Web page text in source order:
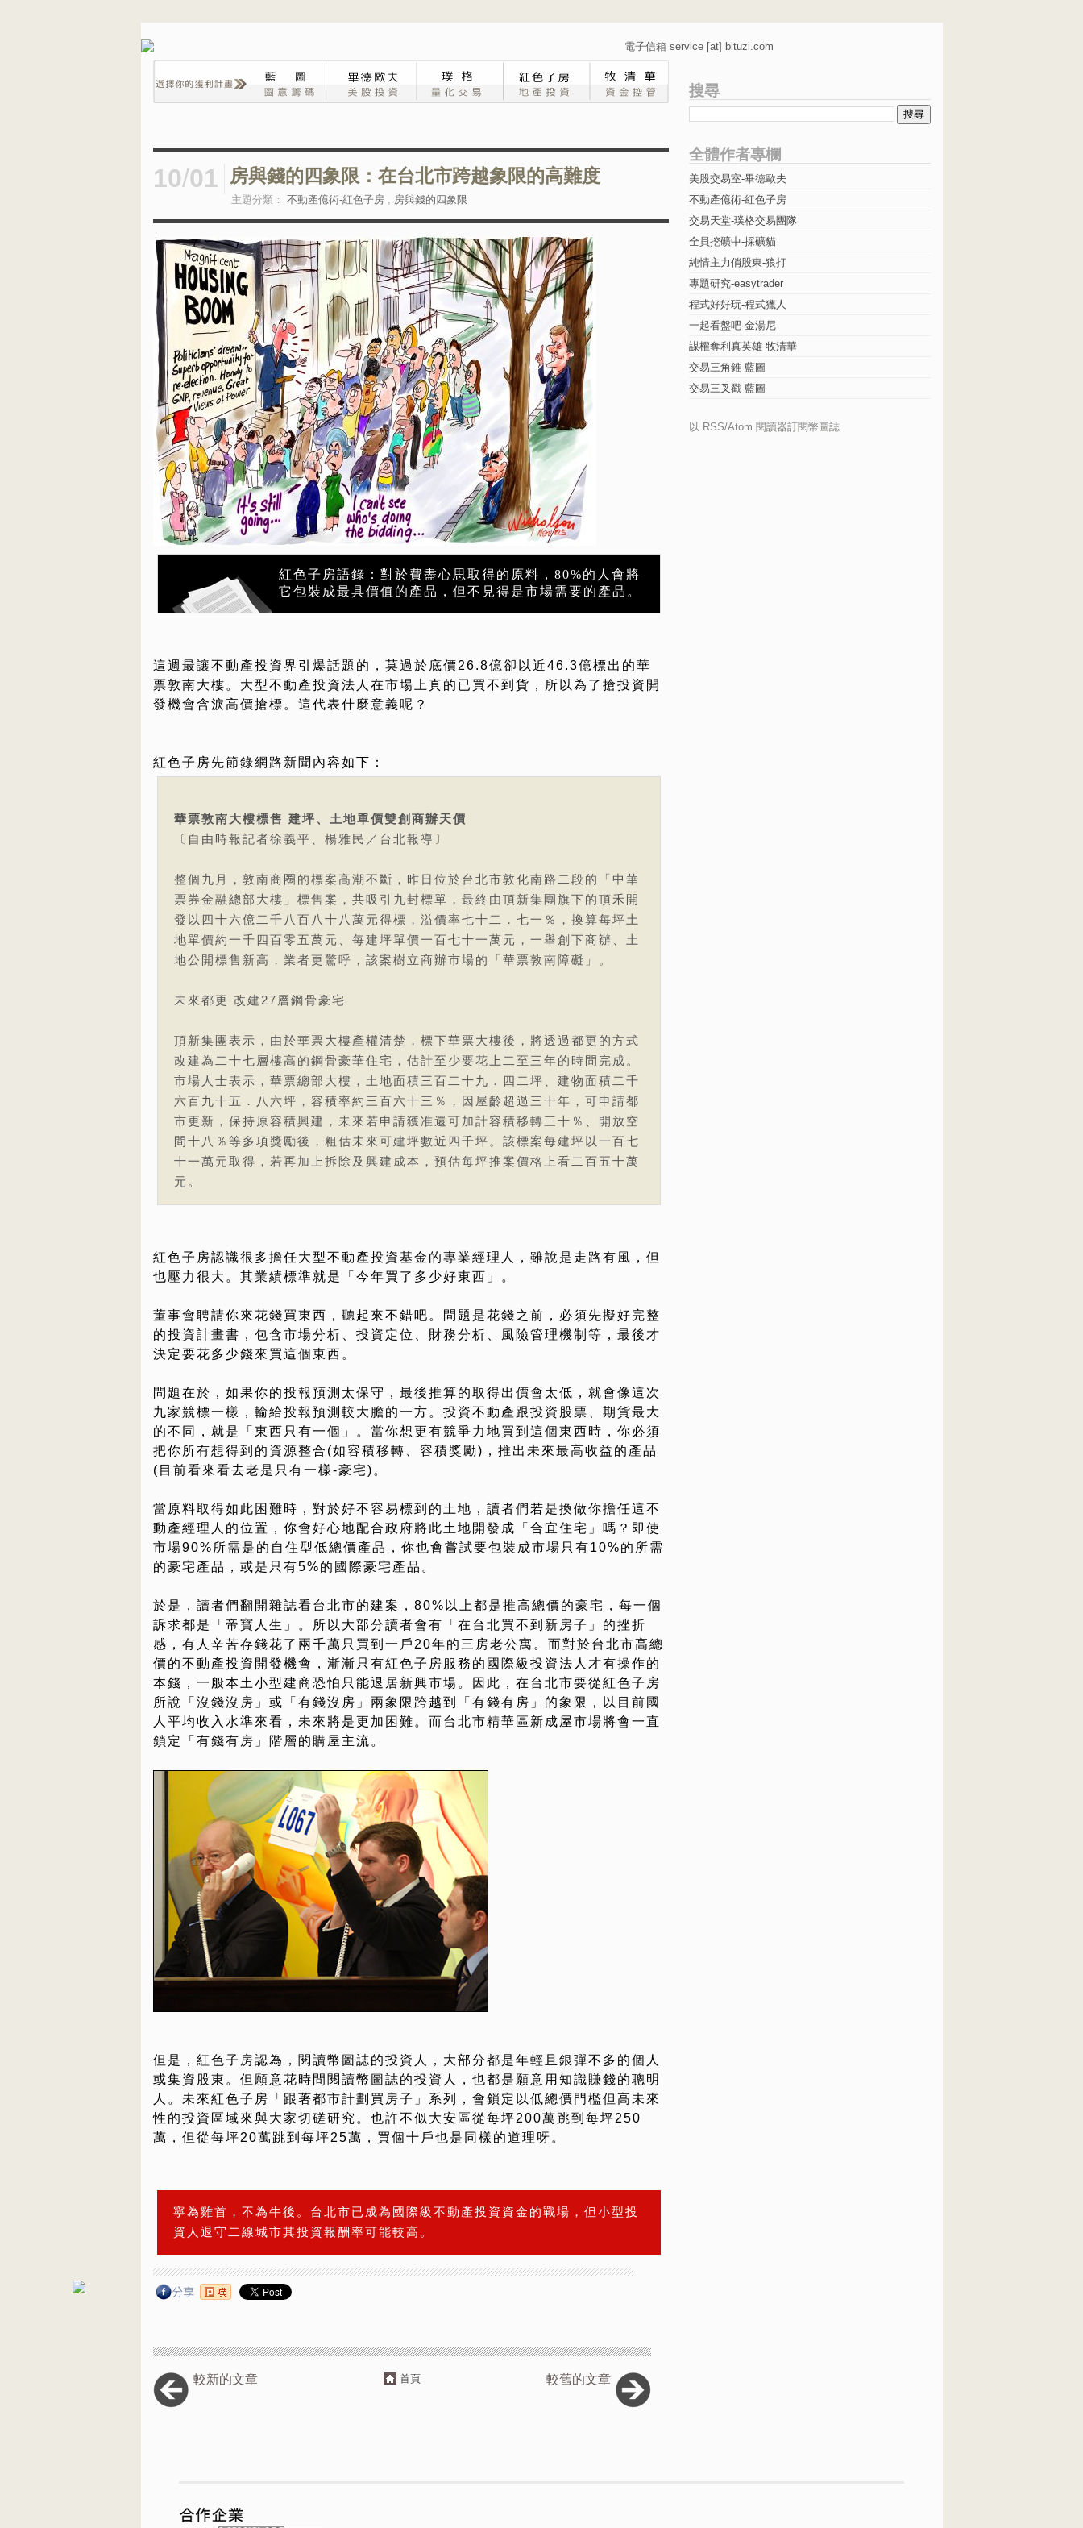
電子信箱 service [at] bituzi.com
10/01 房與錢的四象限：在台北市跨越象限的高難度
主題分類： 不動產億術-紅色子房, 房與錢的四象限
紅色子房語錄：對於費盡心思取得的原料，80%的人會將
它包裝成最具價值的產品，但不見得是市場需要的產品。
這週最讓不動產投資界引爆話題的，莫過於底價26.8億卻以近46.3億標出的華
票敦南大樓。大型不動產投資法人在市場上真的已買不到貨，所以為了搶投資開
發機會含淚高價搶標。這代表什麼意義呢？
紅色子房先節錄網路新聞內容如下：
華票敦南大樓標售 建坪、土地單價雙創商辦天價
〔自由時報記者徐義平、楊雅民／台北報導〕
整個九月，敦南商圈的標案高潮不斷，昨日位於台北市敦化南路二段的「中華
票券金融總部大樓」標售案，共吸引九封標單，最終由頂新集團旗下的頂禾開
發以四十六億二千八百八十八萬元得標，溢價率七十二．七一％，換算每坪土
地單價約一千四百零五萬元、每建坪單價一百七十一萬元，一舉創下商辦、土
地公開標售新高，業者更驚呼，該案樹立商辦市場的「華票敦南障礙」。
未來都更 改建27層鋼骨豪宅
頂新集團表示，由於華票大樓產權清楚，標下華票大樓後，將透過都更的方式
改建為二十七層樓高的鋼骨豪華住宅，估計至少要花上二至三年的時間完成。
市場人士表示，華票總部大樓，土地面積三百二十九．四二坪、建物面積二千
六百九十五．八六坪，容積率約三百六十三％，因屋齡超過三十年，可申請都
市更新，保持原容積興建，未來若申請獲准還可加計容積移轉三十％、開放空
間十八％等多項獎勵後，粗估未來可建坪數近四千坪。該標案每建坪以一百七
十一萬元取得，若再加上拆除及興建成本，預估每坪推案價格上看二百五十萬
元。
紅色子房認識很多擔任大型不動產投資基金的專業經理人，雖說是走路有風，但
也壓力很大。其業績標準就是「今年買了多少好東西」。
董事會聘請你來花錢買東西，聽起來不錯吧。問題是花錢之前，必須先擬好完整
的投資計畫書，包含市場分析、投資定位、財務分析、風險管理機制等，最後才
決定要花多少錢來買這個東西。
問題在於，如果你的投報預測太保守，最後推算的取得出價會太低，就會像這次
九家競標一樣，輸給投報預測較大膽的一方。投資不動產跟投資股票、期貨最大
的不同，就是「東西只有一個」。當你想更有競爭力地買到這個東西時，你必須
把你所有想得到的資源整合(如容積移轉、容積獎勵)，推出未來最高收益的產品
(目前看來看去老是只有一樣-豪宅)。
當原料取得如此困難時，對於好不容易標到的土地，讀者們若是換做你擔任這不
動產經理人的位置，你會好心地配合政府將此土地開發成「合宜住宅」嗎？即使
市場90%所需是的自住型低總價產品，你也會嘗試要包裝成市場只有10%的所需
的豪宅產品，或是只有5%的國際豪宅產品。
於是，讀者們翻開雜誌看台北市的建案，80%以上都是推高總價的豪宅，每一個
訴求都是「帝寶人生」。所以大部分讀者會有「在台北買不到新房子」的挫折
感，有人辛苦存錢花了兩千萬只買到一戶20年的三房老公寓。而對於台北市高總
價的不動產投資開發機會，漸漸只有紅色子房服務的國際級投資法人才有操作的
本錢，一般本土小型建商恐怕只能退居新興市場。因此，在台北市要從紅色子房
所說「沒錢沒房」或「有錢沒房」兩象限跨越到「有錢有房」的象限，以目前國
人平均收入水準來看，未來將是更加困難。而台北市精華區新成屋市場將會一直
鎖定「有錢有房」階層的購屋主流。
但是，紅色子房認為，閱讀幣圖誌的投資人，大部分都是年輕且銀彈不多的個人
或集資股東。但願意花時間閱讀幣圖誌的投資人，也都是願意用知識賺錢的聰明
人。未來紅色子房「跟著都市計劃買房子」系列，會鎖定以低總價門檻但高未來
性的投資區域來與大家切磋研究。也許不似大安區從每坪200萬跳到每坪250
萬，但從每坪20萬跳到每坪25萬，買個十戶也是同樣的道理呀。
寧為雞首，不為牛後。台北市已成為國際級不動產投資資金的戰場，但小型投
資人退守二線城市其投資報酬率可能較高。
較新的文章 較舊的文章
首頁
搜尋
全體作者專欄
美股交易室-畢德歐夫
不動產億術-紅色子房
交易天堂-璞格交易團隊
全員挖礦中-採礦貓
純情主力俏股東-狼打
專題研究-easytrader
程式好好玩-程式獵人
一起看盤吧-金湯尼
謀權奪利真英雄-牧清華
交易三角錐-藍圖
交易三叉戳-藍圖
以 RSS/Atom 閱讀器訂閱幣圖誌